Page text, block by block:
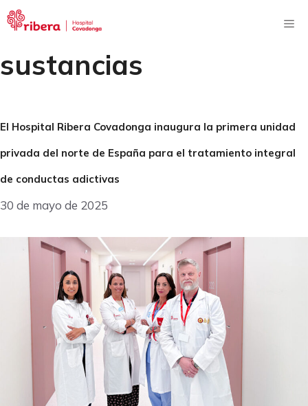
Saltar
al
sustancias
El Hospital Ribera Covadonga inaugura la primera unidad
privada del norte de España para el tratamiento integral
de conductas adictivas
30 de mayo de 2025